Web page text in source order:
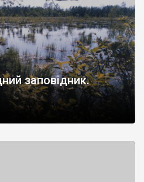
заповідник.